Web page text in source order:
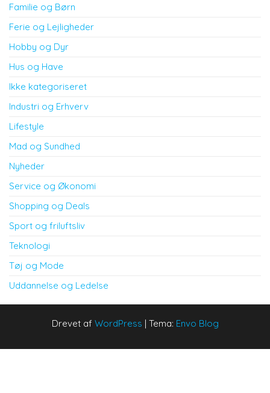
Familie og Børn
Ferie og Lejligheder
Hobby og Dyr
Hus og Have
Ikke kategoriseret
Industri og Erhverv
Lifestyle
Mad og Sundhed
Nyheder
Service og Økonomi
Shopping og Deals
Sport og friluftsliv
Teknologi
Tøj og Mode
Uddannelse og Ledelse
Drevet af WordPress | Tema: Envo Blog